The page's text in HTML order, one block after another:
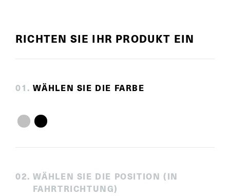
RICHTEN SIE IHR PRODUKT EIN
01 . WÄHLEN SIE DIE FARBE
02. WÄHLEN SIE DIE POSITION (IN
FAHRTRICHTUNG)